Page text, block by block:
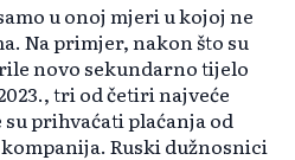
u onoj mjeri u kojoj ne
Na primjer, nakon što su
novo sekundarno tijelo
tri od četiri najveće
prihvaćati plaćanja od
Ruski dužnosnici